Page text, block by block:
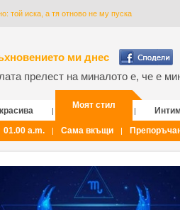
той иска, а тя отново не му пуска
ми днес
прелест на миналото е, че е
|
Моят стил
|
01.00 a.m. | Сама вкъщи |